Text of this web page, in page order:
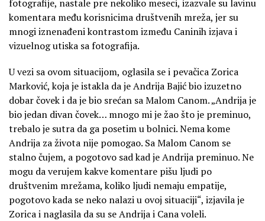
fotografije, nastale pre nekoliko meseci, izazvale su lavinu
komentara među korisnicima društvenih mreža, jer su
mnogi iznenađeni kontrastom između Caninih izjava i
vizuelnog utiska sa fotografija.
U vezi sa ovom situacijom, oglasila se i pevačica Zorica
Marković, koja je istakla da je Andrija Bajić bio izuzetno
dobar čovek i da je bio srećan sa Malom Canom. „Andrija je
bio jedan divan čovek… mnogo mi je žao što je preminuo,
trebalo je sutra da ga posetim u bolnici. Nema kome
Andrija za života nije pomogao. Sa Malom Canom se
stalno čujem, a pogotovo sad kad je Andrija preminuo. Ne
mogu da verujem kakve komentare pišu ljudi po
društvenim mrežama, koliko ljudi nemaju empatije,
pogotovo kada se neko nalazi u ovoj situaciji“, izjavila je
Zorica i naglasila da su se Andrija i Cana voleli.